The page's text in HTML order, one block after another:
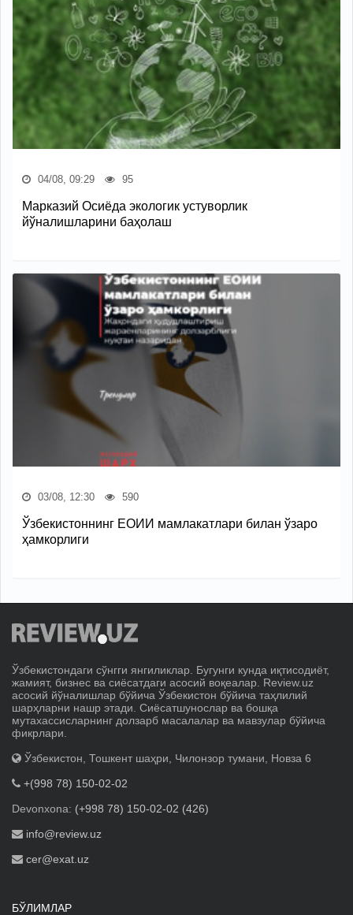
04/08, 09:29 95
Марказий Осиёда экологик устуворлик
йўналишларини баҳолаш
03/08, 12:30 590
Ўзбекистоннинг ЕОИИ мамлакатлари билан ўзаро
ҳамкорлиги
Ўзбекистондаги сўнгги янгиликлар. Бугунги кунда иқтисодиёт,
жамият, бизнес ва сиёсатдаги асосий воқеалар. Review.uz
асосий йўналишлар бўйича Ўзбекистон бўйича таҳлилий
шарҳларни нашр этади. Сиёсатшунослар ва бошқа
мутахассисларнинг долзарб масалалар ва мавзулар бўйича
фикрлари.
Ўзбекистон, Тошкент шаҳри, Чилонзор тумани, Новза 6
+(998 78) 150-02-02
Devonxona: (+998 78) 150-02-02 (426)
info@review.uz
cer@exat.uz
БЎЛИМЛАР